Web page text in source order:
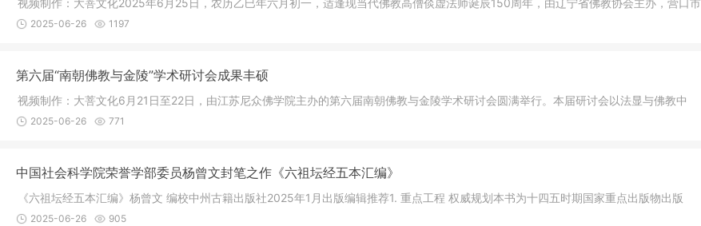
视频制作：大菩文化2025年6月25日，农历乙巳年六月初一，适逢现当代佛教高僧倓虚法师诞辰150周年，由辽宁省佛教协会主办，营口市
2025-06-26 1197
第六届“南朝佛教与金陵”学术研讨会成果丰硕
视频制作：大菩文化6月21日至22日，由江苏尼众佛学院主办的第六届南朝佛教与金陵学术研讨会圆满举行。本届研讨会以法显与佛教中
2025-06-26 771
中国社会科学院荣誉学部委员杨曾文封笔之作《六祖坛经五本汇编》
《六祖坛经五本汇编》杨曾文 编校中州古籍出版社2025年1月出版编辑推荐1. 重点工程 权威规划本书为十四五时期国家重点出版物出版
2025-06-26 905